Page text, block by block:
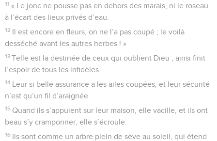
11 « Le jonc ne pousse pas en dehors des marais, ni le roseau
à l’écart des lieux privés d’eau.
12 Il est encore en fleurs, on ne l’a pas coupé ; le voilà
desséché avant les autres herbes ! »
13 Telle est la destinée de ceux qui oublient Dieu ; ainsi finit
l’espoir de tous les infidèles.
14 Leur si belle assurance a les ailes coupées, et leur sécurité
n’est qu’un fil d’araignée.
15 Quand ils s’appuient sur leur maison, elle vacille, et ils ont
beau s’y cramponner, elle s’écroule.
16 Ils sont comme un arbre plein de sève au soleil, qui étend